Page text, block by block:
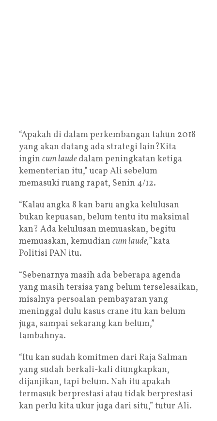
“Apakah di dalam perkembangan tahun 2018
yang akan datang ada strategi lain?Kita
ingin cum laudedalam peningkatan ketiga
kementerian itu,” ucap Ali sebelum
memasuki ruang rapat, Senin 4/12.
“Kalau angka 8 kan baru angka kelulusan
bukan kepuasan, belum tentu itu maksimal
kan? Ada kelulusan memuaskan, begitu
memuaskan, kemudian cum laude,”kata
Politisi PAN itu.
“Sebenarnya masih ada beberapa agenda
yang masih tersisa yang belum terselesaikan,
misalnya persoalan pembayaran yang
meninggal dulu kasus crane itu kan belum
juga, sampai sekarang kan belum,”
tambahnya.
“Itu kan sudah komitmen dari Raja Salman
yang sudah berkali-kali diungkapkan,
dijanjikan, tapi belum. Nah itu apakah
termasuk berprestasi atau tidak berprestasi
kan perlu kita ukur juga dari situ,” tutur Ali.